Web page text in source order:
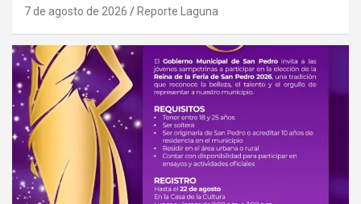
7 de agosto de 2026 Reporte Laguna